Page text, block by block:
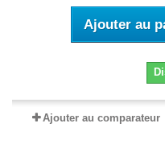
Ajouter au
Ajouter au comparateur